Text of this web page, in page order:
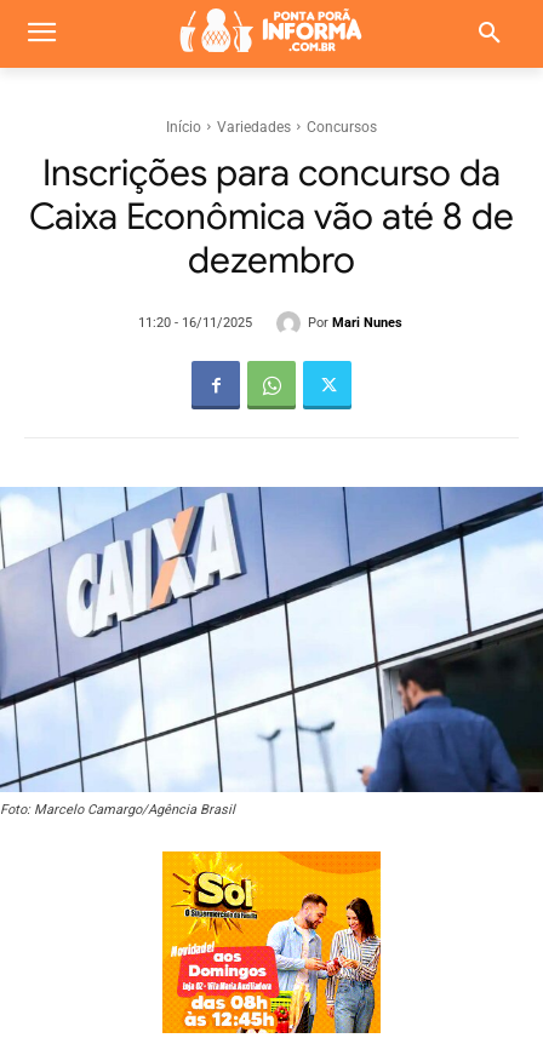
Início Variedades Concursos
Inscrições para concurso da
Caixa Econômica vão até 8 de
dezembro
11:20 - 16/11/2025 Por Mari Nunes
Foto: Marcelo Camargo/Agência Brasil